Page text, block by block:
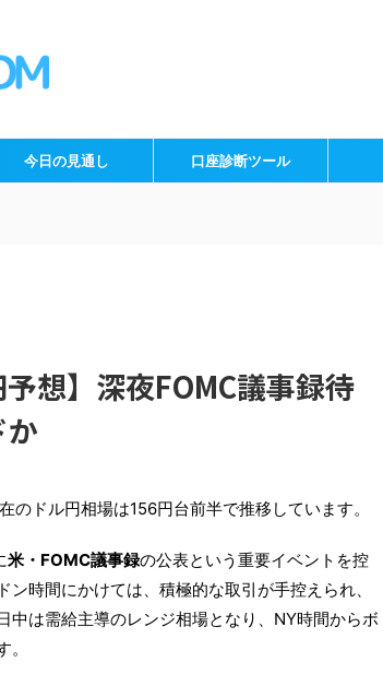
今日の見通し 口座診断ツール
想】深夜FOMC議事録待
か
ドル円相場は156円台前半で推移しています。
米・FOMC議事録の公表という重要イベントを控
時間にかけては、積極的な取引が手控えられ、
中は需給主導のレンジ相場となり、NY時間からボ